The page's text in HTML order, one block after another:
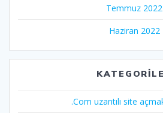
Temmuz 2022
Haziran 2022
.Com uzantılı site